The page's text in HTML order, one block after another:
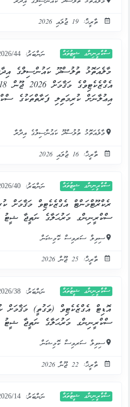
ތާރީޚް: 19 ޖުލައި 2026
ސްކްރީނިންގ ޝީޓުތައް ނަންބަރު: 44
މާލެއަތޮޅު ތުލުސްދޫ ކައުންސިލްގެ
އިޢުލާނަށް ކުރިމަތިލި ފަރާތްތަކުގެ
މާލެއަތޮޅު ތުލުސްދޫ ކައުންސިލްގެ އިދާރާ
ތާރީޚް: 16 ޖުލައި 2026
ސްކްރީނިންގ ޝީޓުތައް ނަންބަރު: 40
ރެކްރޫޓްމަންޓް އެގްޒެކެޓިވް މަޤާމަށް
ސްކްރީނިންގ މަރުޙަލާގެ ނަތީޖާ ޝީޓު
ސިވިލް ސަރވިސް ކޮމިޝަން
ތާރީޚް: 25 ޖޫން 2026
ސްކްރީނިންގ ޝީޓުތައް ނަންބަރު: 38
އޮޑިޓް އެގްޒެކެޓިވް (ވަގުތީ) މަޤާމަށް
ސްކްރީނިންގ މަރުޙަލާގެ ނަތީޖާ ޝީޓު
ސިވިލް ސަރވިސް ކޮމިޝަން
ތާރީޚް: 22 ޖޫން 2026
ސްކްރީނިންގ ޝީޓުތައް ނަންބަރު: 14